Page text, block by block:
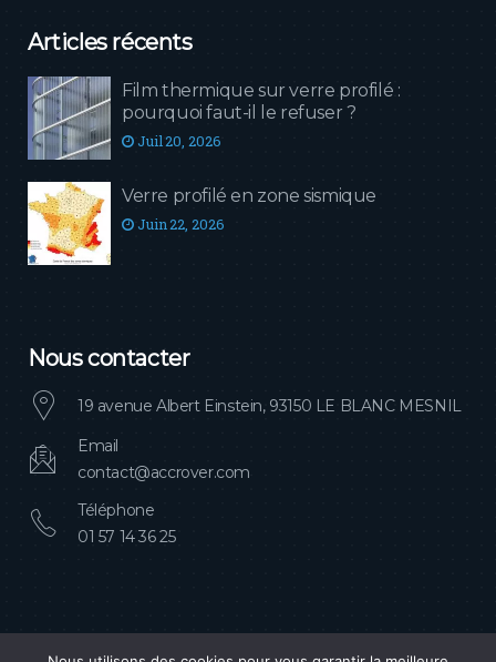
Articles récents
Film thermique sur verre profilé :
pourquoi faut-il le refuser ?
Juil 20, 2026
Verre profilé en zone sismique
Juin 22, 2026
Nous contacter
19 avenue Albert Einstein, 93150 LE BLANC MESNIL
Email
contact@accrover.com
Téléphone
01 57 14 36 25